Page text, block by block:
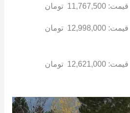
قیمت: 11,767,500 تومان
قیمت: 12,998,000 تومان
قیمت: 12,621,000 تومان